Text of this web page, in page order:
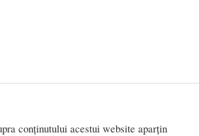
conținutului acestui website aparțin